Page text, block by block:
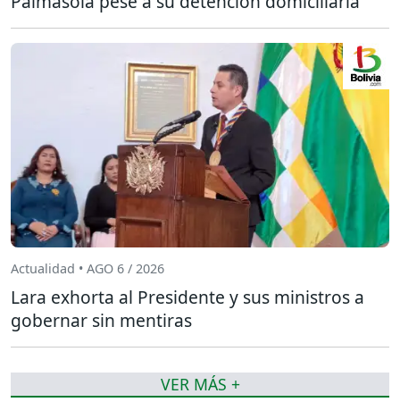
Actualidad • AGO 6 / 2026
Lara exhorta al Presidente y sus ministros a
gobernar sin mentiras
VER MÁS +